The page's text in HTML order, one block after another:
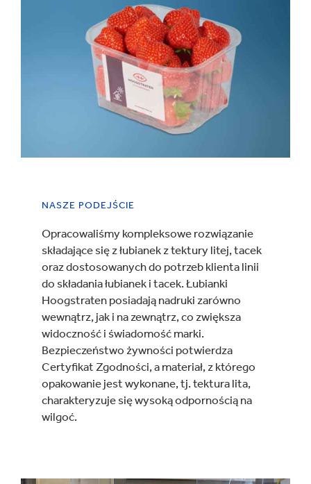
NASZE PODEJŚCIE
Opracowaliśmy kompleksowe rozwiązanie
składające się z łubianek z tektury litej, tacek
oraz dostosowanych do potrzeb klienta linii
do składania łubianek i tacek. Łubianki
Hoogstraten posiadają nadruki zarówno
wewnątrz, jak i na zewnątrz, co zwiększa
widoczność i świadomość marki.
Bezpieczeństwo żywności potwierdza
Certyfikat Zgodności, a materiał, z którego
opakowanie jest wykonane, tj. tektura lita,
charakteryzuje się wysoką odpornością na
wilgoć.